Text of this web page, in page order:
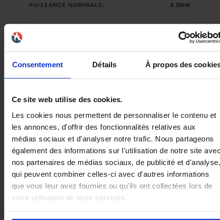
Consentement Détails À propos des
Ce site web utilise des cookies.
Les cookies nous permettent de personnaliser le contenu et
les annonces, d'offrir des fonctionnalités relatives aux
médias sociaux et d'analyser notre trafic. Nous partageons
également des informations sur l'utilisation de notre site
nos partenaires de médias sociaux, de publicité et d'analyse,
qui peuvent combiner celles-ci avec d'autres informations
que vous leur avez fournies ou qu'ils ont collectées lors de
votre utilisation de leurs services.
PUISSANCE NOMINALE: 8.50kW
NORME: EN16510
DIMENSIONS LXPXH:
POIDS: 87.00kg
TAILLE RÉSERVOIR: 17.00kg
NOX: 140.00mg/Nm³
CO: